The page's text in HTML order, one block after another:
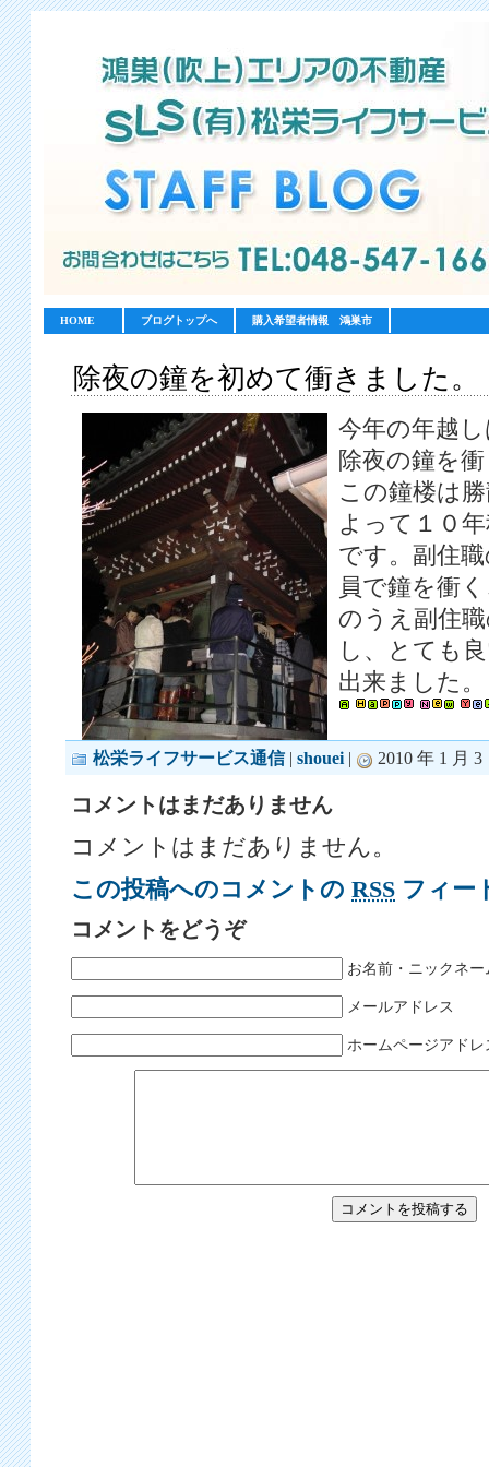
HOME ブログトップへ 購入希望者情報 鴻巣市
除夜の鐘を初めて衝きました。
今年の年越
除夜の鐘を
この鐘楼は
よって１０
です。副住
員で鐘を衝
のうえ副住
し、とても
出来ました
松栄ライフサービス通信 | shouei | 2010 年 1 月 3
コメントはまだありません
コメントはまだありません。
この投稿へのコメントの RSS フィー
コメントをどうぞ
お名前・ニックネー
メールアドレス
ホームページアドレ